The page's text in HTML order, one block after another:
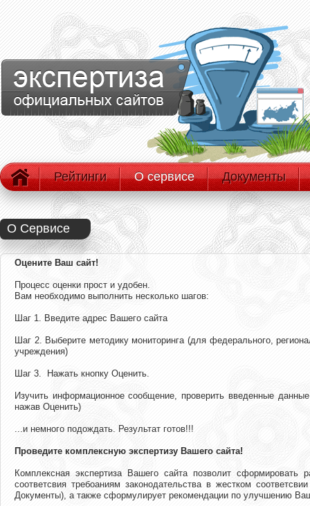
Рейтинги О сервисе Документы
О Сервисе
Оцените Ваш сайт!
Процесс оценки прост и удобен.
Вам необходимо выполнить несколько шагов:
Шаг 1. Введите адрес Вашего сайта
Шаг 2. Выберите методику мониторинга (для федерального,
учреждения)
Шаг 3. Нажать кнопку Оценить.
Изучить информационное сообщение, проверить введенные
нажав Оценить)
...и немного подождать. Результат готов!!!
Проведите комплексную экспертизу Вашего сайта!
Комплексная экспертиза Вашего сайта позволит сформировать
соответсвия требоаниям законодательства в жестком
Документы), а также сформулирует рекомендации по улучшению